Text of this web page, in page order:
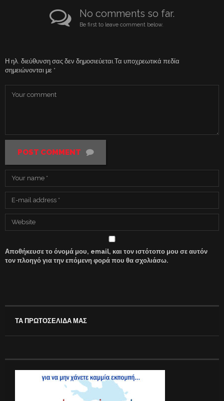
No comments so far.
Be first to leave comment below.
Η ηλ. διεύθυνση σας δεν δημοσιεύεται. Τα υποχρεωτικά πεδία
σημειώνονται με *
POST COMMENT
Αποθήκευσε το όνομά μου, email, και τον ιστότοπο μου σε αυτόν
τον πλοηγό για την επόμενη φορά που θα σχολιάσω.
ΤΑ ΠΡΩΤΟΣΕΛΙΔΑ ΜΑΣ